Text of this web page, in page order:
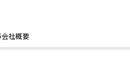
会社概要